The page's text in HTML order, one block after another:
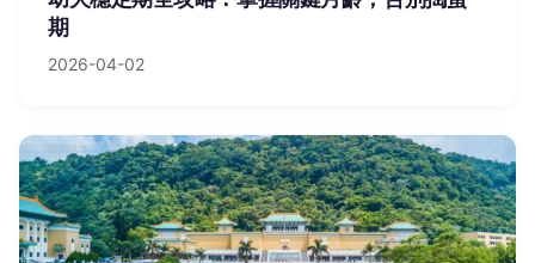
期
2026-04-02